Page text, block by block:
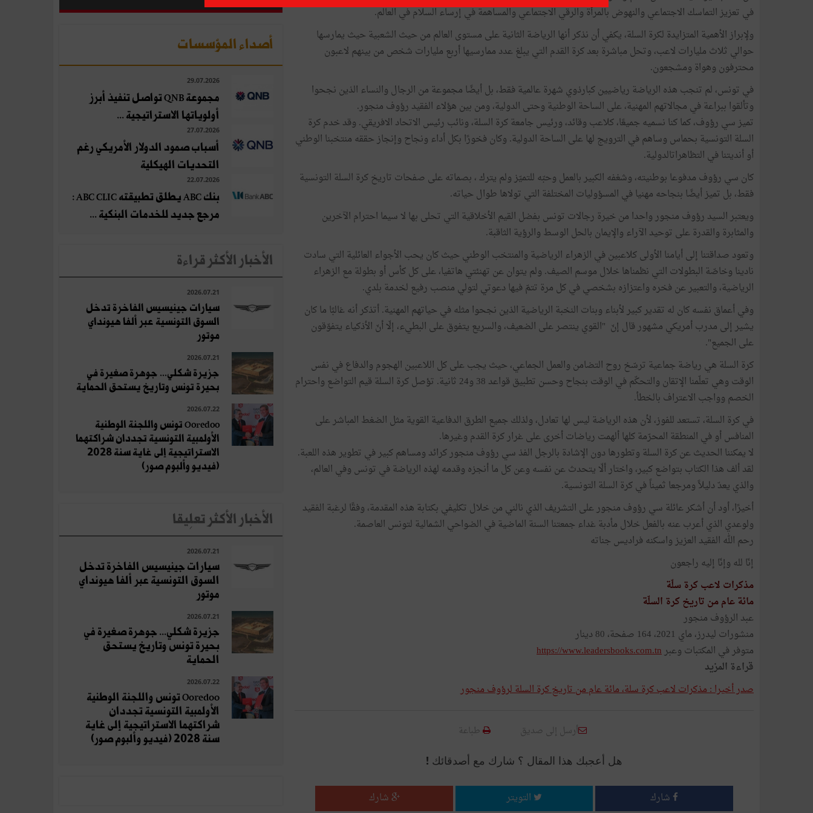
في تعزيز التماسك الاجتماعي والنهوض بالمرأة والرقي الاجتماعي والمساهمة في إرساء السلام في العالم.
ولإبراز الأهمية المتزايدة لكرة السلة، يكفي أن نذكر أنها الرياضة الثانية على مستوى العالم من حيث الشعبية حيث يمارسها
حوالي ثلاث مليارات لاعب، وتحل مباشرة بعد كرة القدم التي يبلغ عدد ممارسيها أربع مليارات شخص من بينهم لاعبون
محترفون وهواة ومشجعون.
في تونس، لم تنجب هذه الرياضة رياضيين كبارذوي شهرة عالمية فقط، بل أيضًا مجموعة من الرجال والنساء الذين نجحوا
وتألقوا ببراعة في مجالاتهم المهنية، على الساحة الوطنية وحتى الدولية، ومن بين هؤلاء الفقيد رؤوف منجور.
تميز سي رؤوف، كما كنا نسميه جميعًا، كلاعب وقائد، ورئيس جامعة كرة السلة، ونائب رئيس الاتحاد الافريقي. وقد خدم كرة
السلة التونسية بحماس وساهم في الترويج لها على الساحة الدولية. وكان فخورًا بكل أداء ونجاح وإنجاز حققه منتخبنا الوطني
أو أنديتنا في التظاهراتالدولية.
كان سي رؤوف مدفوعا بوطنيته، وشغفه الكبير بالعمل وحبّه للتميّز ولم يترك ، بصماته على صفحات تاريخ كرة السلة التونسية
فقط، بل تميز أيضًا بنجاحه مهنيا في المسؤوليات المختلفة التي تولاها طوال حياته.
ويعتبر السيد رؤوف منجور واحدا من خيرة رجالات تونس بفضل القيم الأخلاقية التي تحلى بها لا سيما احترام الآخرين
والمثابرة والقدرة على توحيد الآراء والإيمان بالحل الوسط والرؤية الثاقبة.
وتعود صداقتنا إلى أيامنا الأولى كلاعبين في الزهراء الرياضية والمنتخب الوطني حيث كان يحب الأجواء العائلية التي سادت
نادينا وخاصّة البطولات التي نظمناها خلال موسم الصيف. ولم يتوان عن تهنئتي هاتفيا، على كل كأس أو بطولة مع الزهراء
الرياضية، والتعبير عن فخره واعتزازه بشخصي في كل مرة تتمّ فيها دعوتي لتولي منصب رفيع لخدمة بلدي.
وفي أعماق نفسه كان له تقدير كبير لأبناء وبنات النخبة الرياضية الذين نجحوا مثله في حياتهم المهنية. أتذكر أنه غالبًا ما كان
يشير إلى مدرب أمريكي مشهور قال إنّ "القوي ينتصر على الضعيف، والسريع يتفوق على البطيء، إلّا أنّ الأذكياء يتفوّقون
على الجميع".
كرة السلة هي رياضة جماعية ترسّخ روح التضامن والعمل الجماعي، حيث يجب على كل اللاعبين الهجوم والدفاع في نفس
الوقت وهي تعلّمنا الإتقان والتحكّم في الوقت بنجاح وحسن تطبيق قواعد 38 و24 ثانية. تؤصل كرة السلة قيم التواضع واحترام
الخصم وواجب الاعتراف بالخطأ.
في كرة السلة، تستعد للفوز، لأن هذه الرياضة ليس لها تعادل، ولذلك جميع الطرق الدفاعية القوية مثل الضغط المباشر على
المنافس أو في المنطقة المحرّمة كلها ألهمت رياضات أخرى على غرار كرة القدم وغيرها.
لا يمكننا الحديث عن كرة السلة وتطورها دون الإشادة بالرجل الفذ سي رؤوف منجور كرائد ومساهم كبير في تطوير هذه اللعبة.
لقد ألف هذا الكتاب بتواضع كبير، واختار ألّا يتحدث عن نفسه وعن كل ما أنجزه وقدمه لهذه الرياضة في تونس وفي العالم،
والذي يعدّ دليلاً ومرجعا ثميناً في كرة السلة التونسية.
أخيرًا، أود أن أشكر عائلة سي رؤوف منجور على التشريف الذي نالني من خلال تكليفي بكتابة هذه المقدمة، وفقًا لرغبة الفقيد
ولوعدي الذي أعرب عنه بالفعل خلال مأدبة غداء جمعتنا السنة الماضية في الضواحي الشمالية لتونس العاصمة.
رحم الله الفقيد العزيز واسكنه فراديس جناته
إنّا لله وإنّا إليه راجعون
مذكرات لاعب كرة سلّة
مائة عام من تاريخ كرة السلّة
عبد الرؤوف منجور
منشورات ليدرز، ماي 2021، 164 صفحة، 80 دينار
متوفر في المكتبات وعبرhttps://www.leadersbooks.com.tn
قراءة المزيد
صدر أخيرا : مذكرات لاعب كرة سلة، مائة عام من تاريخ كرة السلة لرؤوف منجور
أرسل إلى صديق طباعة
هل أعجبك هذا المقال ؟ شارك مع أصدقائك !
شارك التويتر شارك
أصداء المؤسسات
29.07.2026
مجموعة QNB تواصل تنفيذ أبرز
أولوياتها الاستراتيجية ...
27.07.2026
أسباب صمود الدولار الأمريكي رغم
التحديات الهيكلية
22.07.2026
بنك ABC يطلق تطبيقته ABC CLIC :
مرجع جديد للخدمات البنكية ...
الأخبار الأكثر قراءة
2026.07.21
سيارات جينيسيس الفاخرة تدخل
السوق التونسية عبر ألفا هيونداي
موتور
2026.07.21
جزيرة شكلي... جوهرة صغيرة في
بحيرة تونس وتاريخ يستحق الحماية
2026.07.22
Ooredoo تونس واللجنة الوطنية
الأولمبية التونسية تجددان شراكتهما
الاستراتيجية إلى غاية سنة 2028
(فيديو وألبوم صور)
الأخبار الأكثر تعلِيقا
2026.07.21
سيارات جينيسيس الفاخرة تدخل
السوق التونسية عبر ألفا هيونداي
موتور
2026.07.21
جزيرة شكلي... جوهرة صغيرة في
بحيرة تونس وتاريخ يستحق
الحماية
2026.07.22
Ooredoo تونس واللجنة الوطنية
الأولمبية التونسية تجددان
شراكتهما الاستراتيجية إلى غاية
سنة 2028 (فيديو وألبوم صور)